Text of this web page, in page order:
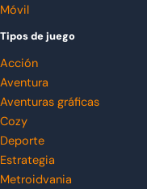
Móvil
Tipos de juego
Acción
Aventura
Aventuras gráficas
Cozy
Deporte
Estrategia
Metroidvania